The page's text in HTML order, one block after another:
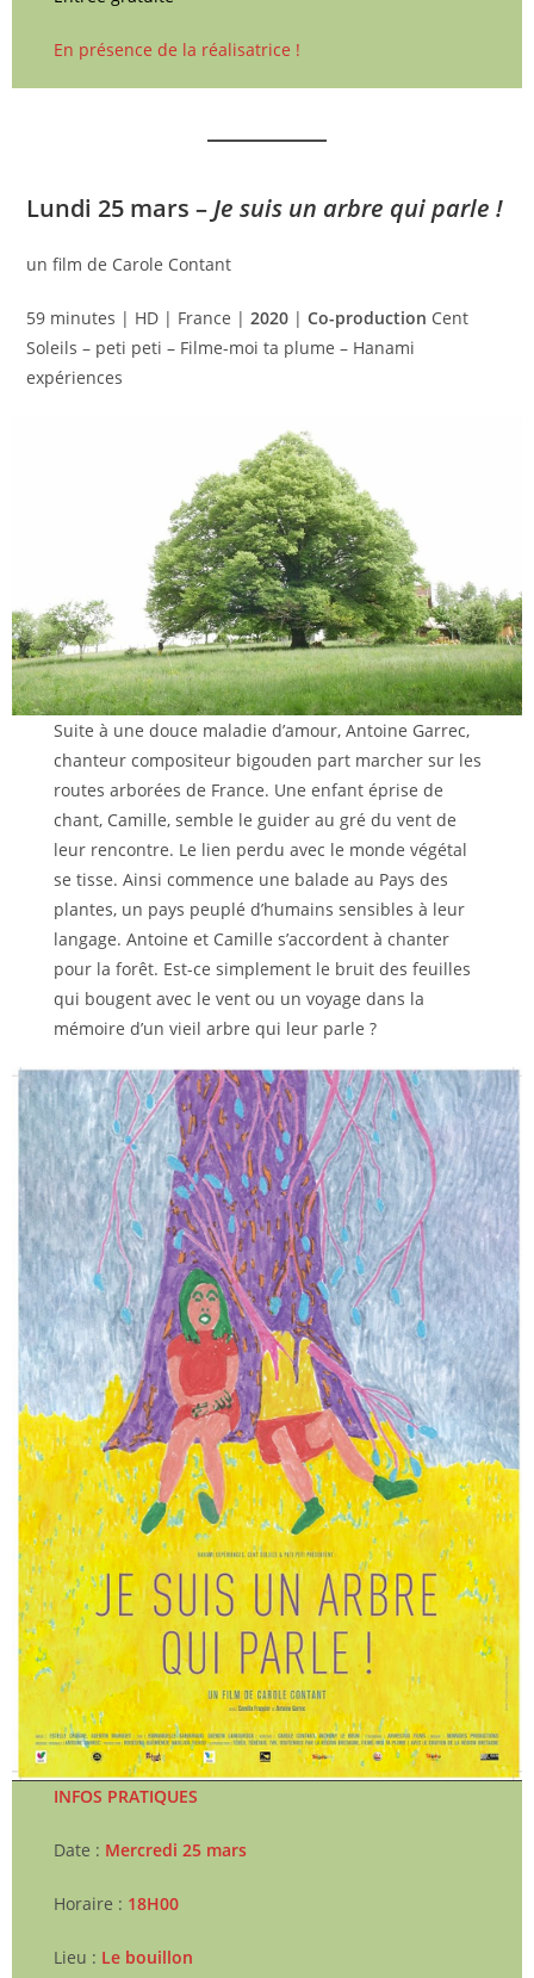
En présence de la réalisatrice !
Lundi 25 mars –Je suis un arbre qui parle !
un film de Carole Contant
59 minutes | HD | France |2020 |Co-production Cent
Soleils – peti peti – Filme-moi ta plume – Hanami
expériences
Suite à une douce maladie dʼamour, Antoine Garrec,
chanteur compositeur bigouden part marcher sur les
routes arborées de France. Une enfant éprise de
chant, Camille, semble le guider au gré du vent de
leur rencontre. Le lien perdu avec le monde végétal
se tisse. Ainsi commence une balade au Pays des
plantes, un pays peuplé d’humains sensibles à leur
langage. Antoine et Camille s’accordent à chanter
pour la forêt. Est-ce simplement le bruit des feuilles
qui bougent avec le vent ou un voyage dans la
mémoire d’un vieil arbre qui leur parle ?
INFOS PRATIQUES
Date : Mercredi 25 mars
Horaire : 18H00
Lieu : Le bouillon